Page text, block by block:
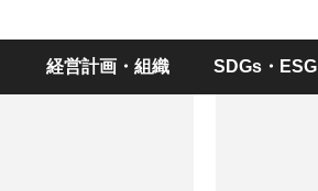
経営計画・組織 SDGs・ESG